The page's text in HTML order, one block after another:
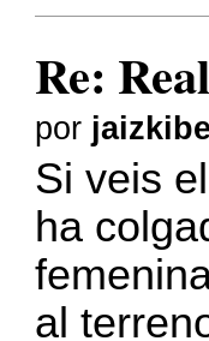
Re:
por jaizkibel
Si veis
ha
al